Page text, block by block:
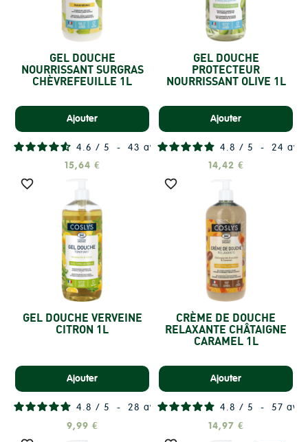
GEL DOUCHE
NOURRISSANT SURGRAS
CHÈVREFEUILLE 1L
Ajouter
4.6 / 5 - 43 avis
15,64 €
GEL DOUCHE
PROTECTEUR
NOURRISSANT OLIVE 1L
Ajouter
4.8 / 5 - 24 avis
14,42 €

GEL DOUCHE VERVEINE
CITRON 1L
Ajouter
4.8 / 5 - 28 avis
9,99 €

CRÈME DE DOUCHE
RELAXANTE CHÂTAIGNE
CARAMEL 1L
Ajouter
4.8 / 5 - 57 avis
14,97 €